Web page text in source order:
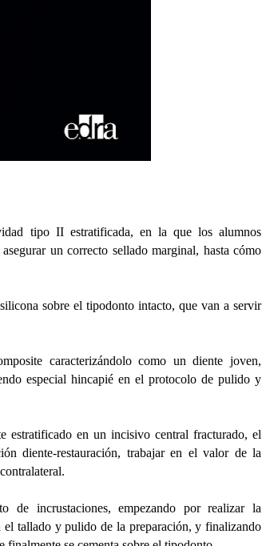
tipo II estratificada, en la que los alumnos
un correcto sellado marginal, hasta cómo
sobre el tipodonto intacto, que van a servir
caracterizándolo como un diente joven,
especial hincapié en el protocolo de pulido y
estratificado en un incisivo central fracturado, el
diente-restauración, trabajar en el valor de la
de incrustaciones, empezando por realizar la
el tallado y pulido de la preparación, y finalizando